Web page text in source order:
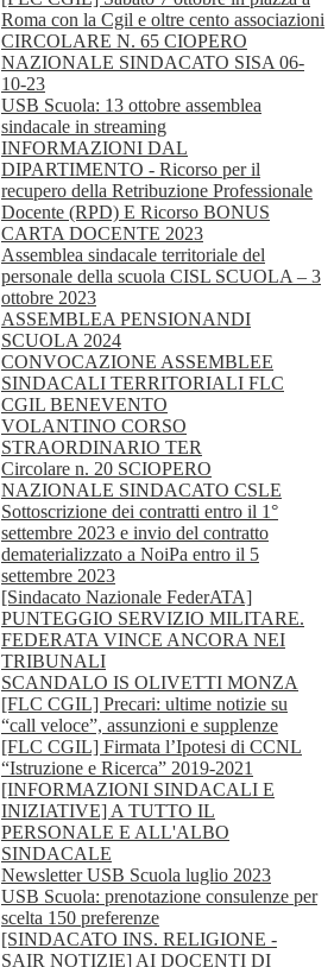
Roma con la Cgil e oltre cento associazioni
CIRCOLARE N. 65 CIOPERO
NAZIONALE SINDACATO SISA 06-
10-23
USB Scuola: 13 ottobre assemblea
sindacale in streaming
INFORMAZIONI DAL
DIPARTIMENTO - Ricorso per il
recupero della Retribuzione Professionale
Docente (RPD) E Ricorso BONUS
CARTA DOCENTE 2023
Assemblea sindacale territoriale del
personale della scuola CISL SCUOLA – 3
ottobre 2023
ASSEMBLEA PENSIONANDI
SCUOLA 2024
CONVOCAZIONE ASSEMBLEE
SINDACALI TERRITORIALI FLC
CGIL BENEVENTO
VOLANTINO CORSO
STRAORDINARIO TER
Circolare n. 20 SCIOPERO
NAZIONALE SINDACATO CSLE
Sottoscrizione dei contratti entro il 1°
settembre 2023 e invio del contratto
dematerializzato a NoiPa entro il 5
settembre 2023
[Sindacato Nazionale FederATA]
PUNTEGGIO SERVIZIO MILITARE.
FEDERATA VINCE ANCORA NEI
TRIBUNALI
SCANDALO IS OLIVETTI MONZA
[FLC CGIL] Precari: ultime notizie su
“call veloce”, assunzioni e supplenze
[FLC CGIL] Firmata l’Ipotesi di CCNL
“Istruzione e Ricerca” 2019-2021
[INFORMAZIONI SINDACALI E
INIZIATIVE] A TUTTO IL
PERSONALE E ALL'ALBO
SINDACALE
Newsletter USB Scuola luglio 2023
USB Scuola: prenotazione consulenze per
scelta 150 preferenze
[SINDACATO INS. RELIGIONE -
SAIR NOTIZIE] AI DOCENTI DI